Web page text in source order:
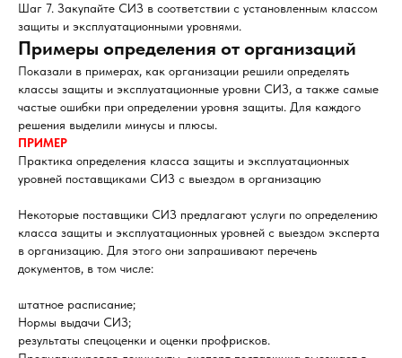
Шаг 7. Закупайте СИЗ в соответствии с установленным классом
защиты и эксплуатационными уровнями.
Примеры определения от организаций
Показали в примерах, как организации решили определять
классы защиты и эксплуатационные уровни СИЗ, а также самые
частые ошибки при определении уровня защиты. Для каждого
решения выделили минусы и плюсы.
ПРИМЕР
Практика определения класса защиты и эксплуатационных
уровней поставщиками СИЗ с выездом в организацию
Некоторые поставщики СИЗ предлагают услуги по определению
класса защиты и эксплуатационных уровней с выездом эксперта
в организацию. Для этого они запрашивают перечень
документов, в том числе:
штатное расписание;
Нормы выдачи СИЗ;
результаты спецоценки и оценки профрисков.